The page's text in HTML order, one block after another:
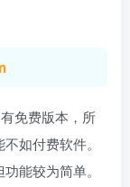
免费版本，所
如付费软件。
能较为简单。